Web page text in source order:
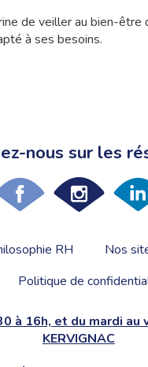
de veiller au bien-
à ses besoins.
nous sur les
RH Nos
Politique de
16h, et du mardi
KERVIGNAC